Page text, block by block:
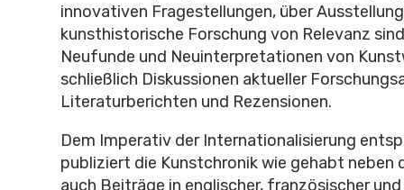
innovativen Fragestellungen, über
kunsthistorische Forschung von Relevanz
Neufunde und Neuinterpretationen von
schließlich Diskussionen aktueller
Literaturberichten und Rezensionen.
Dem Imperativ der Internationalisierung
publiziert die Kunstchronik wie gehabt neben
auch Beiträge in englischer, französischer